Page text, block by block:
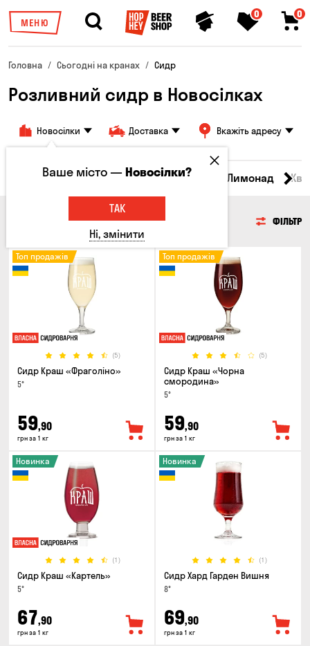
МЕНЮ
0 0
Головна Сьогодні на кранах Сидр
Розливний сидр в Новосілках
Новосілки Доставка Вкажіть адресу
Всі товари Пиво Сидр Вино Лимонад
ФІЛЬТР
(5)
Топ продажів
Сидр Краш «Фраголіно»
5°
59,90
грн за 1 кг
(5)
Топ продажів
Сидр Краш «Чорна
смородина»
5°
59,90
грн за 1 кг
(1)
Новинка
Сидр Краш «Картель»
5°
67,90
грн за 1 кг
(1)
Новинка
Сидр Хард Гарден Вишня
8°
69,90
грн за 1 кг
Ваше місто —Новосілки?
ТАК
Ні, змінити